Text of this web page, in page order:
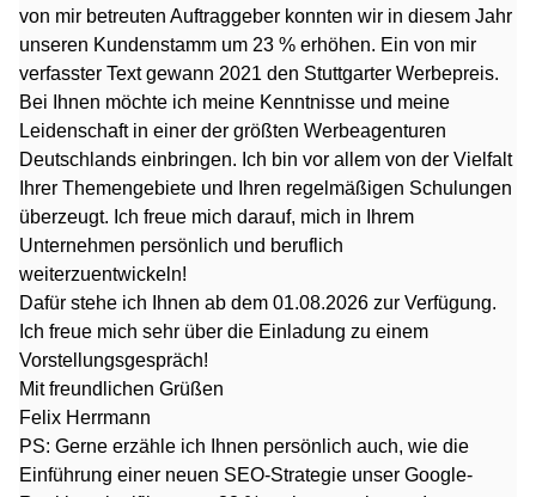
von mir betreuten Auftraggeber konnten wir in diesem Jahr
unseren Kundenstamm um 23 % erhöhen. Ein von mir
verfasster Text gewann 2021 den Stuttgarter Werbepreis.
Bei Ihnen möchte ich meine Kenntnisse und meine
Leidenschaft in einer der größten Werbeagenturen
Deutschlands einbringen. Ich bin vor allem von der Vielfalt
Ihrer Themengebiete und Ihren regelmäßigen Schulungen
überzeugt. Ich freue mich darauf, mich in Ihrem
Unternehmen persönlich und beruflich
weiterzuentwickeln!
Dafür stehe ich Ihnen ab dem 01.08.2026 zur Verfügung.
Ich freue mich sehr über die Einladung zu einem
Vorstellungsgespräch!
Mit freundlichen Grüßen
Felix Herrmann
PS: Gerne erzähle ich Ihnen persönlich auch, wie die
Einführung einer neuen SEO-Strategie unser Google-